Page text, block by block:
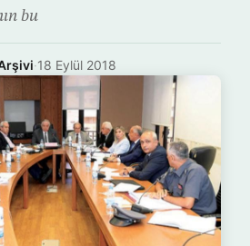
bu
·18 Eylül 2018